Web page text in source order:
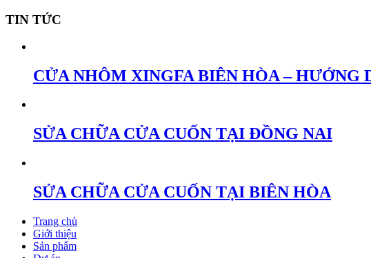
TIN TỨC
CỬA NHÔM XINGFA BIÊN HÒA –
SỬA CHỮA CỬA CUỐN TẠI ĐỒNG NAI
SỬA CHỮA CỬA CUỐN TẠI BIÊN HÒA
Trang chủ
Giới thiệu
Sản phẩm